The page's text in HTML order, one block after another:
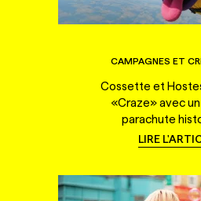
CAMPAGNES ET
Cossette et
«Craze» avec
parachute
LIRE